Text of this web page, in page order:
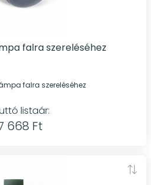
falra szereléséhez
falra szereléséhez
listaár:
668 Ft